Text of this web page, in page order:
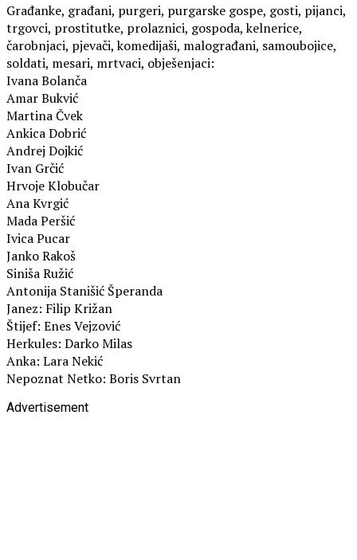
Građanke, građani, purgeri, purgarske gospe, gosti, pijanci,
trgovci, prostitutke, prolaznici, gospoda, kelnerice,
čarobnjaci, pjevači, komedijaši, malograđani, samoubojice,
soldati, mesari, mrtvaci, obješenjaci:
Ivana Bolanča
Amar Bukvić
Martina Čvek
Ankica Dobrić
Andrej Dojkić
Ivan Grčić
Hrvoje Klobučar
Ana Kvrgić
Mada Peršić
Ivica Pucar
Janko Rakoš
Siniša Ružić
Antonija Stanišić Šperanda
Janez: Filip Križan
Štijef: Enes Vejzović
Herkules: Darko Milas
Anka: Lara Nekić
Nepoznat Netko: Boris Svrtan
Advertisement